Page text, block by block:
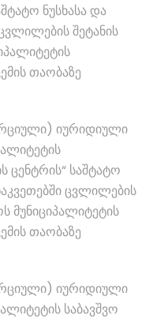
ნუსხასა და
შეტანის
თაობაზე
იურიდიული
ცენტრის“ საშტატო
ცვლილების
მუნიციპალიტეტის
თაობაზე
იურიდიული
საბავშვო